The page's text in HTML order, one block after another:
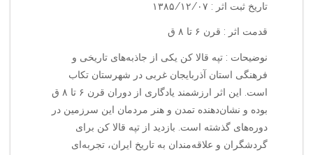
تاریخ ثبت اثر : ۱۳۸۵/۱۲/۰۷
قدمت اثر : قرن ۶ تا ۸ ق
نوضیحات : تپه قالا کن یکی از جاذبه‌های تاریخی و
فرهنگی استان آذربایجان غربی در شهرستان تکاب
است. این اثر ارزشمند یادگاری از دوران قرن ۶ تا ۸ ق
بوده و نشان‌دهنده تمدن و هنر مردمان این سرزمین در
دوره‌های گذشته است. بازدید از تپه قالا کن برای
گردشگران و علاقه‌مندان به تاریخ ایران، تجربه‌ای